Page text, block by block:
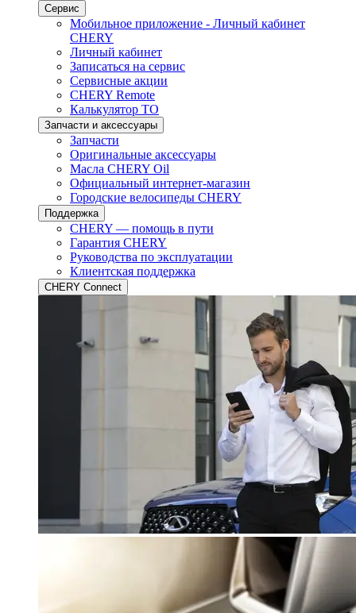
Сервис
Мобильное приложение - Личный кабинет
CHERY
Личный кабинет
Записаться на сервис
Сервисные акции
CHERY Remote
Калькулятор ТО
Запчасти и аксессуары
Запчасти
Оригинальные аксессуары
Масла CHERY Oil
Официальный интернет-магазин
Городские велосипеды CHERY
Поддержка
CHERY — помощь в пути
Гарантия CHERY
Руководства по эксплуатации
Клиентская поддержка
CHERY Connect